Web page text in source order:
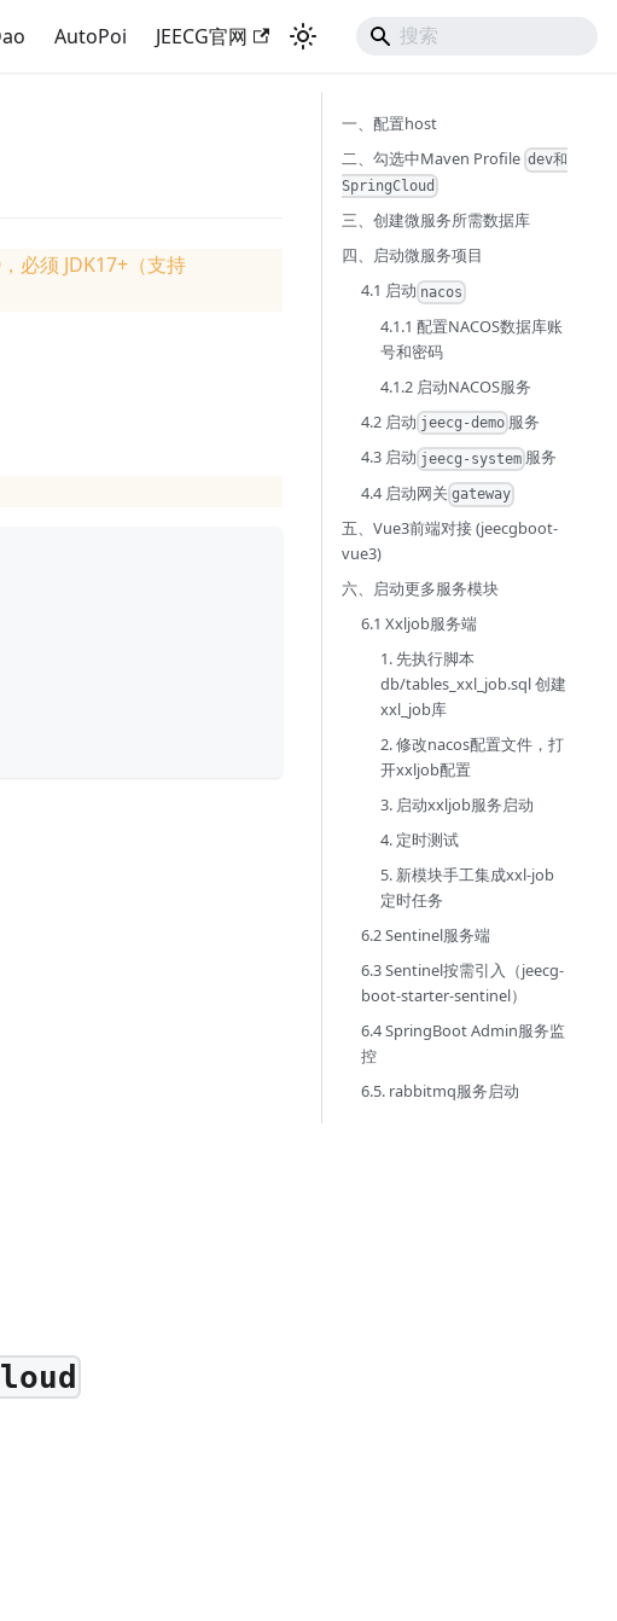
AutoPoi JEECG官网
必须 JDK17+（支持
一、配置host
二、勾选中Maven Profile dev和
SpringCloud
三、创建微服务所需数据库
四、启动微服务项目
4.1 启动 nacos
4.1.1 配置NACOS数据库账
号和密码
4.1.2 启动NACOS服务
4.2 启动 jeecg-demo 服务
4.3 启动 jeecg-system 服务
4.4 启动网关 gateway
五、Vue3前端对接 (jeecgboot-
vue3)
六、启动更多服务模块
6.1 Xxljob服务端
1. 先执行脚本
db/tables_xxl_job.sql 创建
xxl_job库
2. 修改nacos配置文件，打
开xxljob配置
3. 启动xxljob服务启动
4. 定时测试
5. 新模块手工集成xxl-job
定时任务
6.2 Sentinel服务端
6.3 Sentinel按需引入（jeecg-
boot-starter-sentinel）
6.4 SpringBoot Admin服务监
控
6.5. rabbitmq服务启动